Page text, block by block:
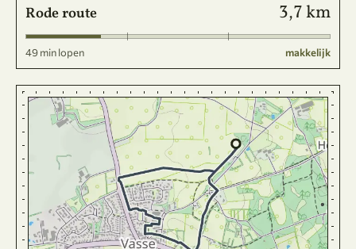
Rode route 3,7 km
49 min lopen makkelijk